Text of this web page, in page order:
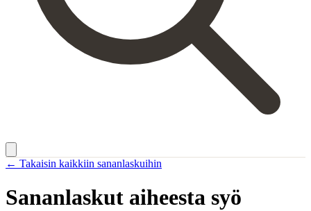
← Takaisin kaikkiin sananlaskuihin
Sananlaskut aiheesta syö